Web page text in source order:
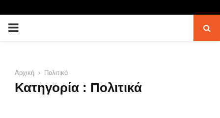
PRIMARY
Αρχική Πολιτικά
Κατηγορία : Πολιτικά